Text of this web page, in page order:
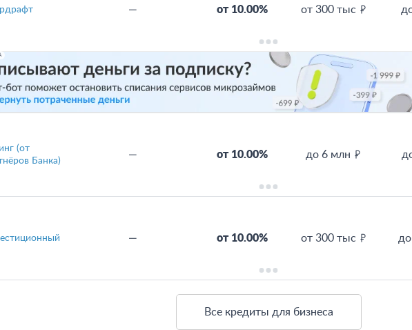
— от 10.00% от 300 тыс
(от
Банка)
— от 10.00% до 6 млн
— от 10.00% от 300 тыс
Все кредиты для бизнеса